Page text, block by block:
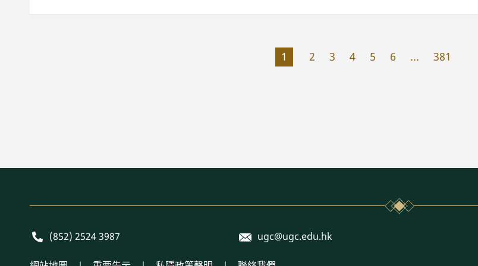
1 2 3 4 5 6 ... 381
Phone(852) 2524 3987 E-mailugc@ugc.edu.hk